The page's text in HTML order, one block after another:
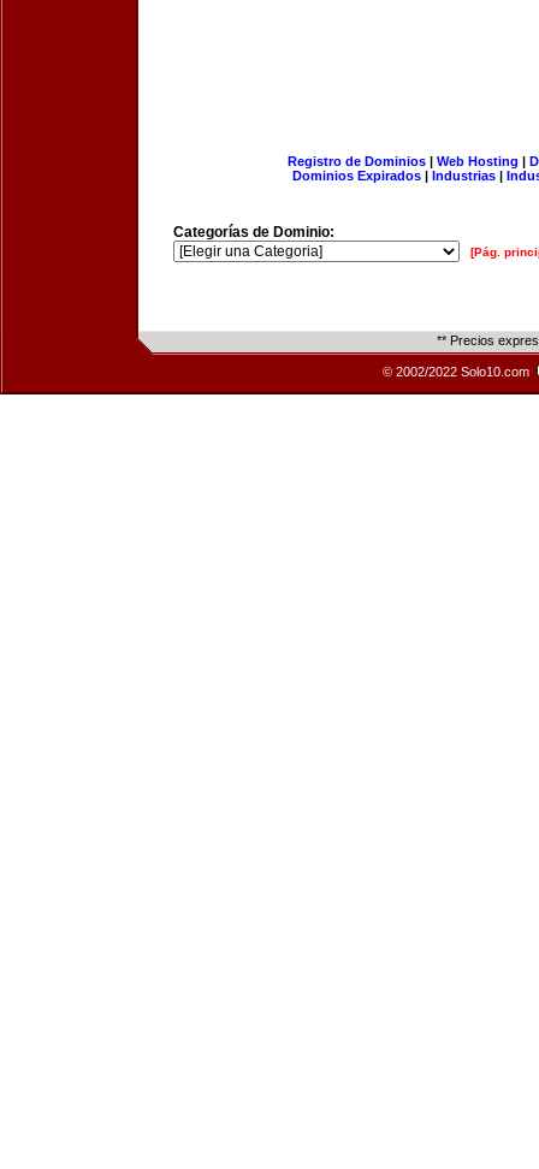
Registro de Dominios| Web Hosting |
Dominios Expirados | Industrias |
Categorías de Dominio:
[Pág.
** Precios
© 2002/2022 Solo10.com